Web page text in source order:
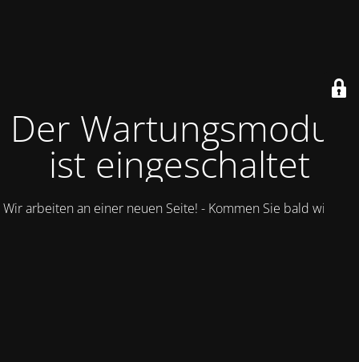
Der Wartungsmodus
ist eingeschaltet
Wir arbeiten an einer neuen Seite! - Kommen Sie bald wieder.